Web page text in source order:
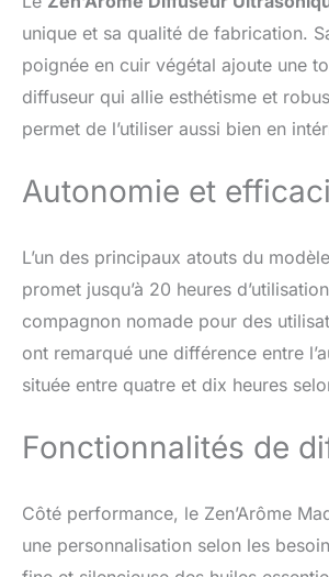
unique et sa qualité de fabrication.
poignée en cuir végétal ajoute une
diffuseur qui allie esthétisme et
permet de l’utiliser aussi bien en
Autonomie et
L’un des principaux atouts du
promet jusqu’à 20 heures
compagnon nomade pour des
ont remarqué une différence entre
située entre quatre et dix heures
Fonctionnalités de
Côté performance, le Zen’Arôme
une personnalisation selon les